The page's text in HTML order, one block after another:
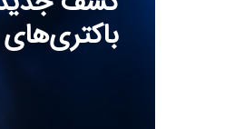
آموزش